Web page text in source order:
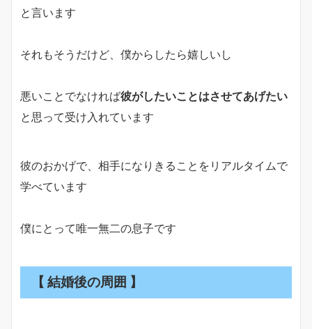
と言います
それもそうだけど、僕からしたら嬉しいし
悪いことでなければ彼がしたいことはさせてあげたい
と思って受け入れています
彼のおかげで、相手になりきることをリアルタイムで
学べています
僕にとって唯一無二の息子です
【 結婚後の周囲 】